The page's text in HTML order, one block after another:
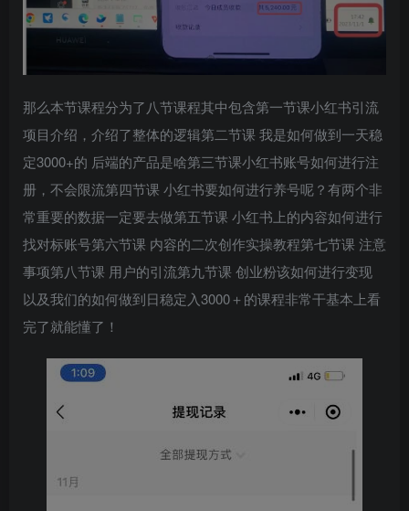
那么本节课程分为了八节课程其中包含第一节课小红书引流
项目介绍，介绍了整体的逻辑第二节课 我是如何做到一天稳
定3000+的 后端的产品是啥第三节课小红书账号如何进行注
册，不会限流第四节课 小红书要如何进行养号呢？有两个非
常重要的数据一定要去做第五节课 小红书上的内容如何进行
找对标账号第六节课 内容的二次创作实操教程第七节课 注意
事项第八节课 用户的引流第九节课 创业粉该如何进行变现
以及我们的如何做到日稳定入3000＋的课程非常干基本上看
完了就能懂了！